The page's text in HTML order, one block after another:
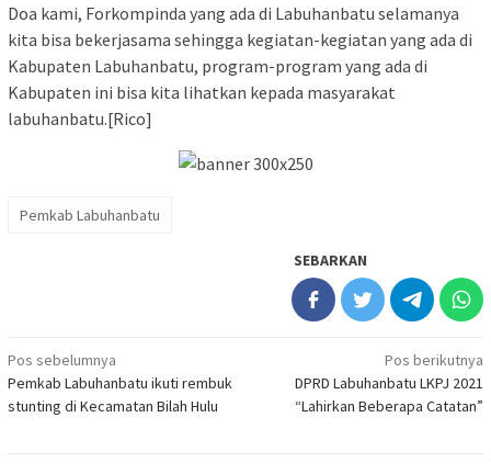
Doa kami, Forkompinda yang ada di Labuhanbatu selamanya
kita bisa bekerjasama sehingga kegiatan-kegiatan yang ada di
Kabupaten Labuhanbatu, program-program yang ada di
Kabupaten ini bisa kita lihatkan kepada masyarakat
labuhanbatu.[Rico]
Pemkab Labuhanbatu
SEBARKAN
Navigasi
pos
Pos sebelumnya
Pemkab Labuhanbatu ikuti rembuk
stunting di Kecamatan Bilah Hulu
Pos berikutnya
DPRD Labuhanbatu LKPJ 2021
“Lahirkan Beberapa Catatan”